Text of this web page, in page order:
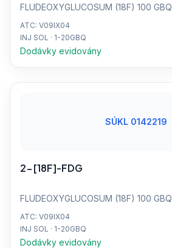
FLUDEOXYGLUCOSUM (18F) 100 GBQ
ATC: V09IX04
INJ SOL · 1-20GBQ
Dodávky evidovány
SÚKL 0142219
2-[18F]-FDG
FLUDEOXYGLUCOSUM (18F) 100 GBQ
ATC: V09IX04
INJ SOL · 1-20GBQ
Dodávky evidovány